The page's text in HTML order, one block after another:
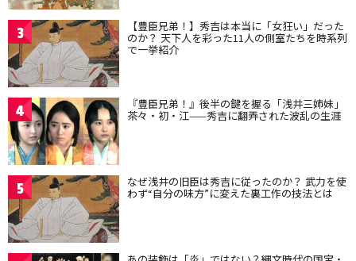
3 【豊臣兄弟！】秀吉は本当に「女狂い」だった
のか？ 天下人を彩った11人の側室たちを時系列
で一挙紹介
4 『豊臣兄弟！』後半の鍵を握る「浅井三姉妹」
茶々・初・江——秀吉に翻弄された波乱の生涯
5 なぜ浅井の旧臣は秀吉に従ったのか？ 武力を使
わず“自分の味方”に変えた裏工作の技法とは